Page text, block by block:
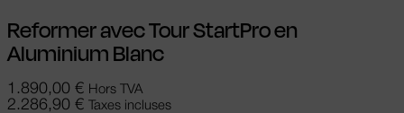
Reformer avec Tour StartPro en
Aluminium Blanc
1.890,00 € Hors TVA
2.286,90 € Taxes incluses